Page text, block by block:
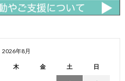
2026年8月
木 金 土 日